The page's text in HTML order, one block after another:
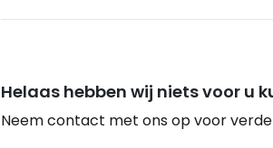
Helaas hebben wij niets voor u
Neem contact met ons op voor